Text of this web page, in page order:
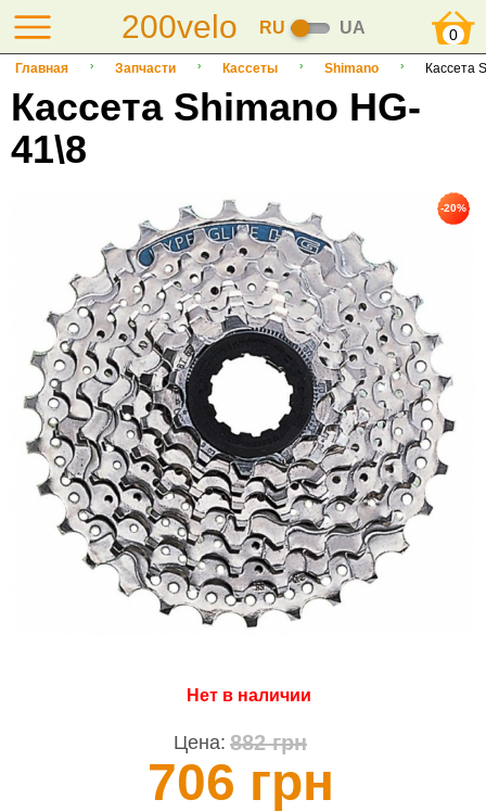
200velo RU UA 0
Главная Запчасти Кассеты Shimano Кассета
Кассета Shimano HG-
41\8
-20%
Нет в наличии
Цена: 882 грн
706 грн